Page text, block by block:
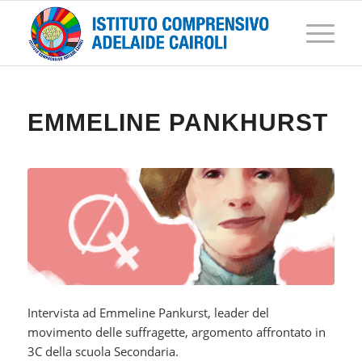
EMMELINE PANKHURST
Intervista ad Emmeline Pankurst, leader del
movimento delle suffragette, argomento affrontato in
3C della scuola Secondaria.